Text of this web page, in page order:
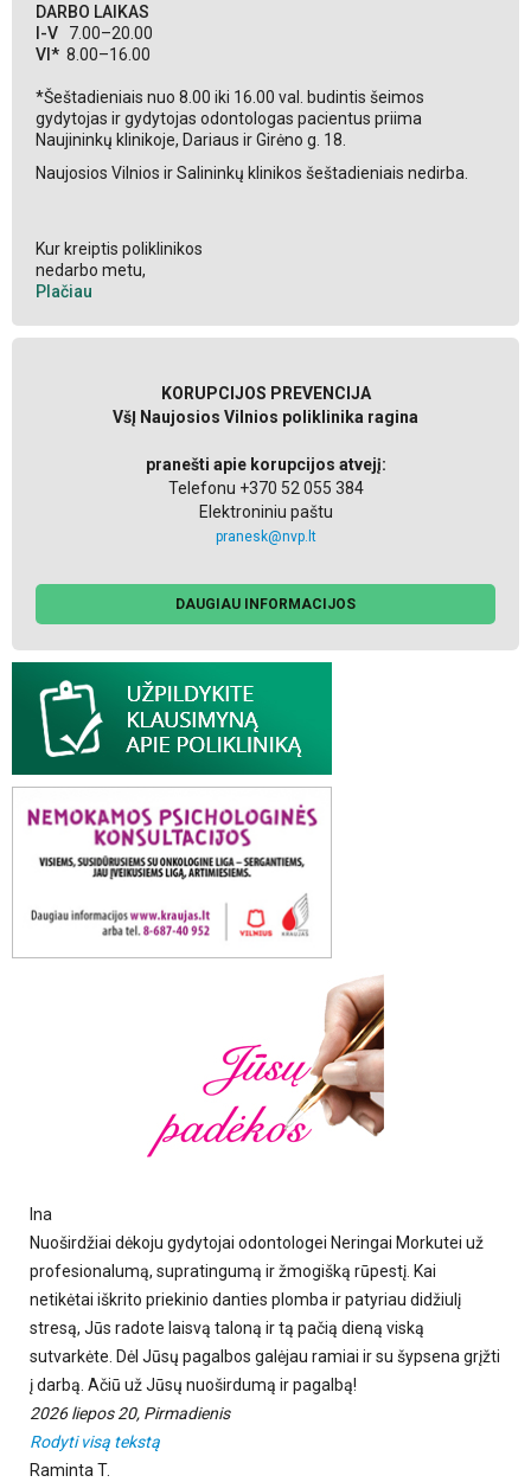
DARBO LAIKAS
I-V 7.00–20.00
VI* 8.00–16.00
*Šeštadieniais nuo 8.00 iki 16.00 val. budintis šeimos
gydytojas ir gydytojas odontologas pacientus priima
Naujininkų klinikoje, Dariaus ir Girėno g. 18.
Naujosios Vilnios ir Salininkų klinikos šeštadieniais nedirba.
Kur kreiptis poliklinikos
nedarbo metu,
Plačiau
KORUPCIJOS PREVENCIJA
VšĮ Naujosios Vilnios poliklinika ragina
pranešti apie korupcijos atvejį:
Telefonu +370 52 055 384
Elektroniniu paštu
pranesk@nvp.lt
DAUGIAU INFORMACIJOS
Ina
Nuoširdžiai dėkoju gydytojai odontologei Neringai Morkutei už
profesionalumą, supratingumą ir žmogišką rūpestį. Kai
netikėtai iškrito priekinio danties plomba ir patyriau didžiulį
stresą, Jūs radote laisvą taloną ir tą pačią dieną viską
sutvarkėte. Dėl Jūsų pagalbos galėjau ramiai ir su šypsena grįžti
į darbą. Ačiū už Jūsų nuoširdumą ir pagalbą!
2026 liepos 20, Pirmadienis
Rodyti visą tekstą
Raminta T.